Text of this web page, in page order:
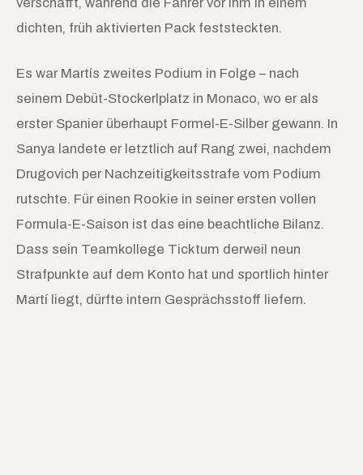
dichten, früh aktivierten Pack feststeckten.
Es war Martís zweites Podium in Folge – nach
seinem Debüt-Stockerlplatz in Monaco, wo er als
erster Spanier überhaupt Formel-E-Silber gewann. In
Sanya landete er letztlich auf Rang zwei, nachdem
Drugovich per Nachzeitigkeitsstrafe vom Podium
rutschte. Für einen Rookie in seiner ersten vollen
Formula-E-Saison ist das eine beachtliche Bilanz.
Dass sein Teamkollege Ticktum derweil neun
Strafpunkte auf dem Konto hat und sportlich hinter
Martí liegt, dürfte intern Gesprächsstoff liefern.